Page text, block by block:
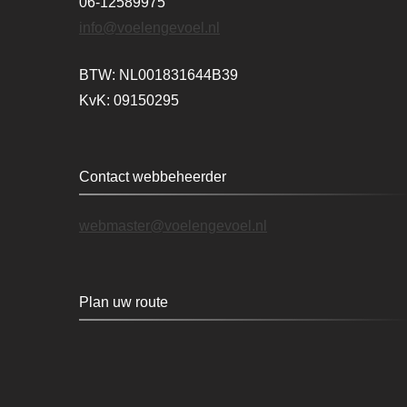
info@voelengevoel.nl
BTW: NL001831644B39
KvK: 09150295
Contact webbeheerder
webmaster@voelengevoel.nl
Plan uw route